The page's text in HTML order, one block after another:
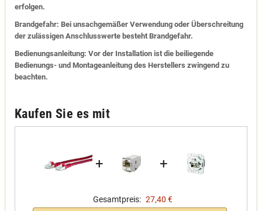
erfolgen.
Brandgefahr: Bei unsachgemäßer Verwendung oder Überschreitung
der zulässigen Anschlusswerte besteht Brandgefahr.
Bedienungsanleitung: Vor der Installation ist die beiliegende
Bedienungs- und Montageanleitung des Herstellers zwingend zu
beachten.
Kaufen Sie es mit
+ +
Gesamtpreis: 27,40 €